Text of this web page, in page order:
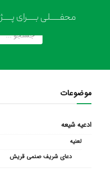
موضوعات
ادعیه شیعه
لعنیه
دعای شریف صنمی قریش